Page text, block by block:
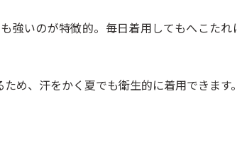
強いのが特徴的。毎日着用してもへこたれ
め、汗をかく夏でも衛生的に着用できます。